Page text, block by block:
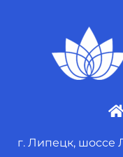
г. Липецк, шоссе